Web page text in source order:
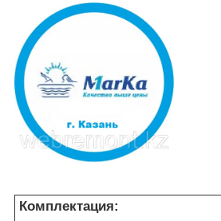
Комплектация: